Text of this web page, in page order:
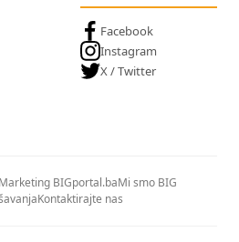
Facebook
Instagram
X / Twitter
BIGportal.baMi smo BIG
Kontaktirajte nas